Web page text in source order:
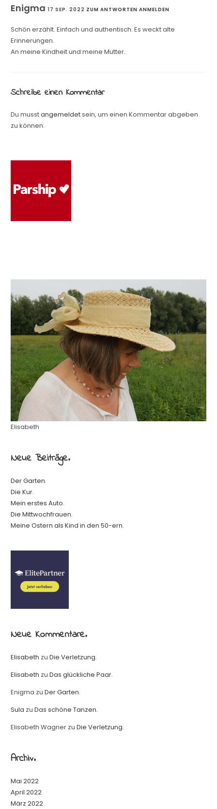
Enigma17 SEP. 2022 ZUM ANTWORTEN ANMELDEN
Schön erzählt. Einfach und authentisch. Es weckt alte
Erinnerungen.
An meine Kindheit und meine Mutter.
Schreibe einen Kommentar
Du musstangemeldetsein, um einen Kommentar abgeben
zu können.
Elisabeth
Neue Beiträge.
Der Garten.
Die Kur.
Mein erstes Auto.
Die Mittwochfrauen.
Meine Ostern als Kind in den 50-ern.
Neue Kommentare.
Elisabeth zuDie Verletzung.
Elisabeth zuDas glückliche Paar.
Enigma zuDer Garten.
Sula zuDas schöne Tanzen.
Elisabeth Wagner zuDie Verletzung.
Archiv.
Mai 2022
April 2022
März 2022